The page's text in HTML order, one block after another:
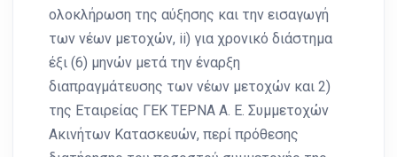
ολοκλήρωση της αύξησης και την εισαγωγή
των νέων μετοχών, ii) για χρονικό διάστημα
έξι (6) μηνών μετά την έναρξη
διαπραγμάτευσης των νέων μετοχών και 2)
της Εταιρείας ΓΕΚ ΤΕΡΝΑ Α. Ε. Συμμετοχών
Ακινήτων Κατασκευών, περί πρόθεσης